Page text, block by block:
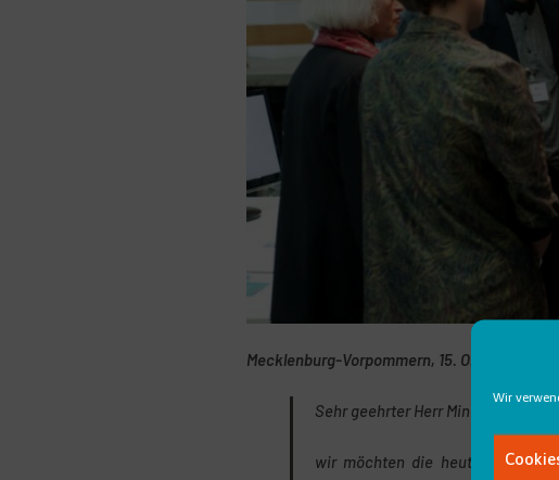
Wir
Mecklenburg-Vorpommern, 15. Oktober 2015
Sehr geehrter Herr Minister,
wir möchten die heutige